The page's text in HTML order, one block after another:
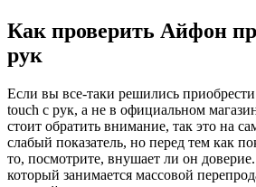
Как проверить Айфон
рук
Если вы все-таки решились
touch с рук, а не в официальном
стоит обратить внимание, так это на
слабый показатель, но перед тем как
то, посмотрите, внушает ли он
который занимается массовой